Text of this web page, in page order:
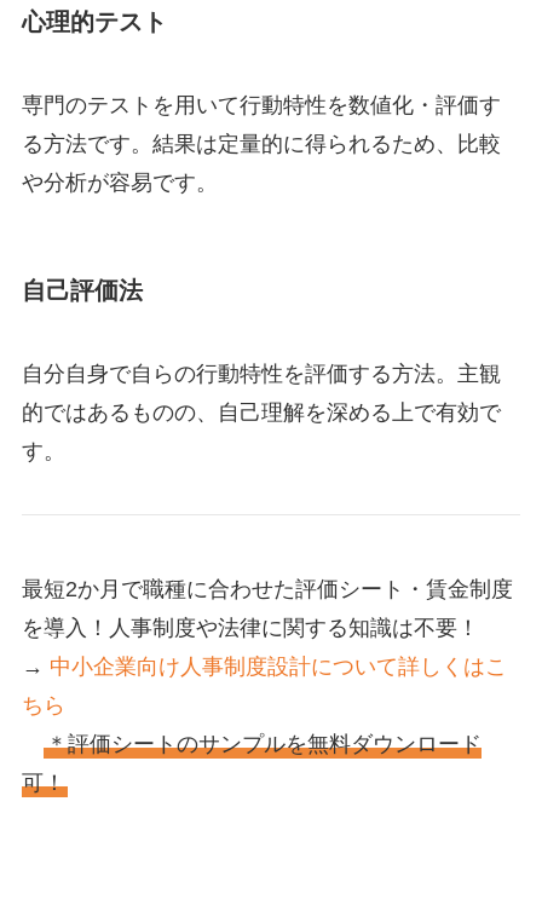
心理的テスト
専門のテストを用いて行動特性を数値化・評価す
る方法です。結果は定量的に得られるため、比較
や分析が容易です。
自己評価法
自分自身で自らの行動特性を評価する方法。主観
的ではあるものの、自己理解を深める上で有効で
す。
最短2か月で職種に合わせた評価シート・賃金制度
を導入！人事制度や法律に関する知識は不要！
→ 中小企業向け人事制度設計について詳しくはこ
ちら
＊評価シートのサンプルを無料ダウンロード
可！